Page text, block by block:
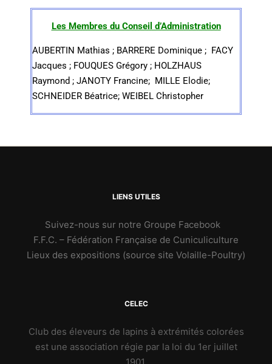
Les Membres du Conseil d’Administration
AUBERTIN Mathias ; BARRERE Dominique ; FACY
Jacques ; FOUQUES Grégory ; HOLZHAUS
Raymond ; JANOTY Francine; MILLE Elodie;
SCHNEIDER Béatrice; WEIBEL Christopher
LIENS UTILES
Suivez-nous sur notre Groupe Facebook
F.F.C. – Fédération Française de Cuniculiculture
Lieux des expositions (source site Volaille-Poultry)
CELEC
Club des éleveurs de lapins à extrémités colorées
est une association régie par la loi du 1er juillet